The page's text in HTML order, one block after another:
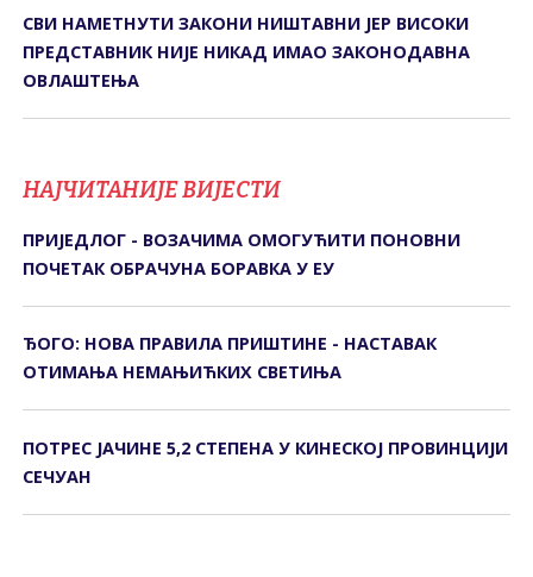
СВИ НАМЕТНУТИ ЗАКОНИ НИШТАВНИ ЈЕР ВИСОКИ
ПРЕДСТАВНИК НИЈЕ НИКАД ИМАО ЗАКОНОДАВНА
ОВЛАШТЕЊА
НАЈЧИТАНИЈЕ ВИЈЕСТИ
ПРИЈЕДЛОГ - ВОЗАЧИМА ОМОГУЋИТИ ПОНОВНИ
ПОЧЕТАК ОБРАЧУНА БОРАВКА У ЕУ
ЂОГО: НОВА ПРАВИЛА ПРИШТИНЕ - НАСТАВАК
ОТИМАЊА НЕМАЊИЋКИХ СВЕТИЊА
ПОТРЕС ЈАЧИНЕ 5,2 СТЕПЕНА У КИНЕСКОЈ ПРОВИНЦИЈИ
СЕЧУАН